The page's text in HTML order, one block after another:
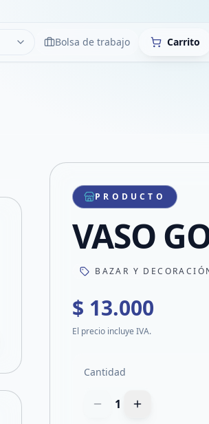
LimpiarBolsa de trabajo Carrito
Compartir producto
Compartir por WhatsApp
Compartir por mail
Compartir en Facebook
PRODUCTO
VASO
BAZAR Y
$ 13.000
El precio incluye IVA.
Cantidad
1